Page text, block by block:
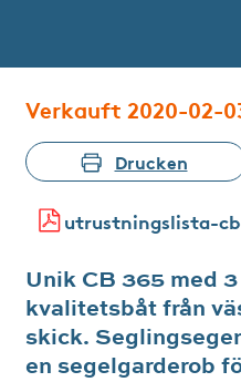
Verkauft 2020-02-
Drucken
utrustningslista-
Unik CB 365 med
kvalitetsbåt från
skick.
en segelgarderob